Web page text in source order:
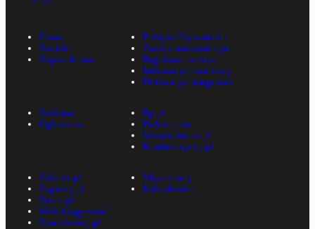
O nas
Kontakt
Napisz do nas
Polityka Prywatności
Zmiana ustawień zgód
Regulamin serwisu
Informacje o nadawcy
Deklaracja dostępności
Reklama
Ogłoszenia
Rp.pl
Parkiet.com
Wiescirolnicze.pl
Konferencje.rp.pl
E-kiosk.pl
E-gazety.pl
Nexto.pl
Mała księgowość
Kancelarierp.pl
Mapa strony
Kalendarium